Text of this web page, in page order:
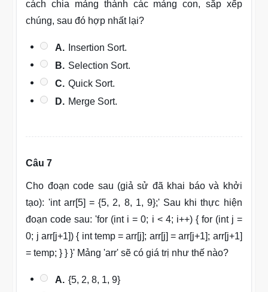
cách chia mảng thành các mảng con, sắp xếp
chúng, sau đó hợp nhất lại?
A.
Insertion Sort.
B. Selection Sort.
C. Quick Sort.
D. Merge Sort.
Câu 7
Cho đoạn code sau (giả sử đã khai báo và khởi
tạo): 'int arr[5] = {5, 2, 8, 1, 9};' Sau khi thực hiện
đoạn code sau: 'for (int i = 0; i < 4; i++) { for (int j =
0; j arr[j+1]) { int temp = arr[j]; arr[j] = arr[j+1]; arr[j+1]
= temp; } } }' Mảng 'arr' sẽ có giá trị như thế nào?
A. {5, 2, 8, 1, 9}